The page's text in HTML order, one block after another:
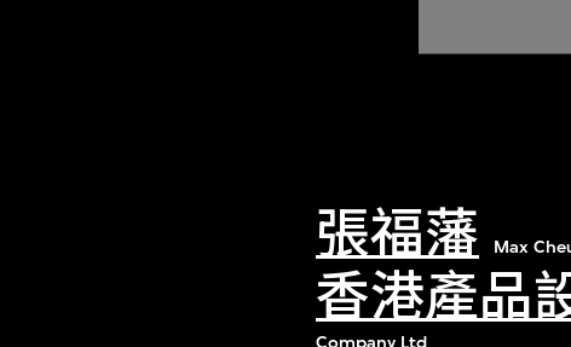
張福藩 Max
香港產品
Company Ltd